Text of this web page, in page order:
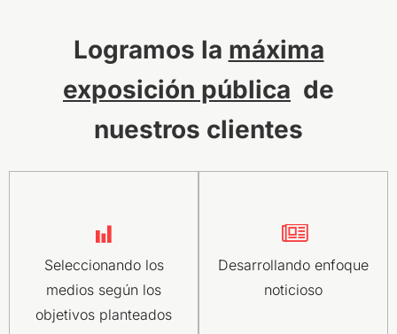
Logramos la máxima
exposición pública de
nuestros clientes
Seleccionando los
medios según los
objetivos planteados
Desarrollando enfoque
noticioso